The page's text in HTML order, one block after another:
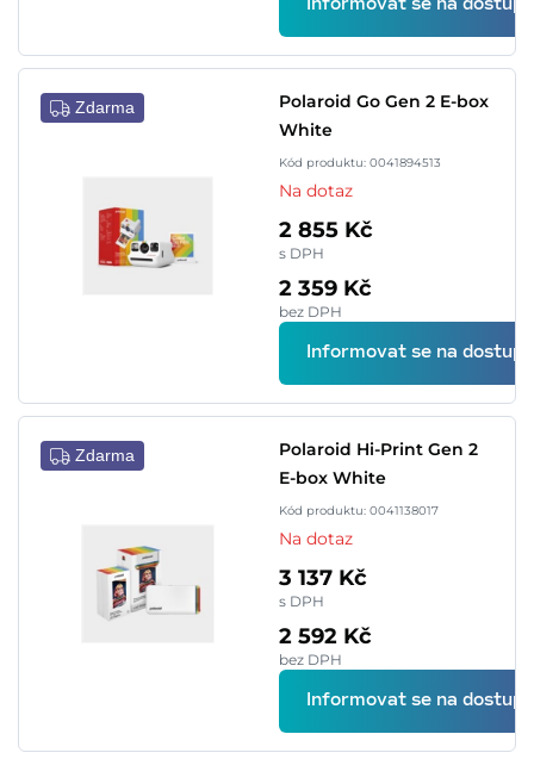
Informovat se na
Zdarma
Polaroid Go Gen 2 E-box
White
Kód produktu: 0041894513
Na dotaz
2 855 Kč
s DPH
2 359 Kč
bez DPH
Informovat se na
Zdarma
Polaroid Hi-Print Gen 2
E-box White
Kód produktu: 0041138017
Na dotaz
3 137 Kč
s DPH
2 592 Kč
bez DPH
Informovat se na